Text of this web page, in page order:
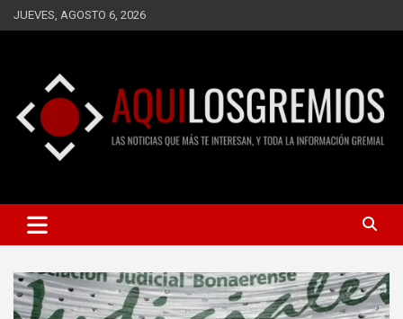
Saltar
al
JUEVES, AGOSTO 6, 2026
AQUÍ LOS GREMIOS
INFORMACIÓN GREMIAL